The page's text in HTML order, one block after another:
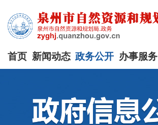
首页 新闻动态 政务公开 办事服务